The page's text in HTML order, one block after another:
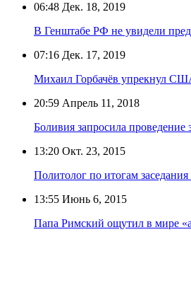
06:48 Дек. 18, 2019
В Генштабе РФ не увидели
07:16 Дек. 17, 2019
Михаил Горбачёв упрекнул
20:59 Апрель 11, 2018
Боливия запросила
13:20 Окт. 23, 2015
Политолог по итогам
13:55 Июнь 6, 2015
Папа Римский ощутил в мире